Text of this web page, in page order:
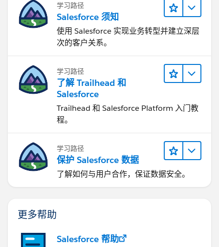
学习路径
Salesforce 须知
使用 Salesforce 实现业务转型并建立深层
次的客户关系。
学习路径
了解 Trailhead 和
Salesforce
Trailhead 和 Salesforce Platform 入门教
程。
学习路径
保护 Salesforce 数据
了解如何与用户合作，保证数据安全。
更多帮助
Salesforce 帮助